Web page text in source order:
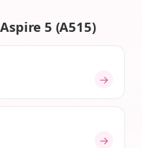
5 (A515)
→
→